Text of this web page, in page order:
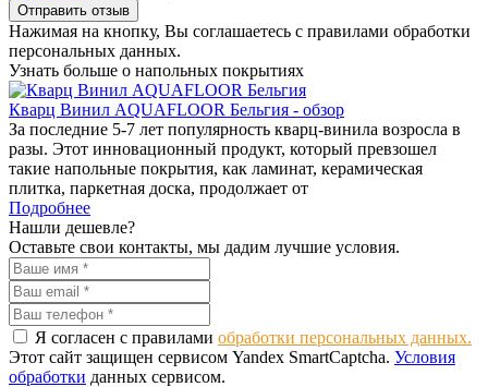
Отправить отзыв
Нажимая на кнопку, Вы соглашаетесь с правилами обработки
персональных данных.
Узнать больше о напольных покрытиях
Кварц Винил AQUAFLOOR Бельгия - обзор
За последние 5-7 лет популярность кварц-винила возросла в
разы. Этот инновационный продукт, который превзошел
такие напольные покрытия, как ламинат, керамическая
плитка, паркетная доска, продолжает от
Подробнее
Нашли дешевле?
Оставьте свои контакты, мы дадим лучшие условия.
Я согласен с правилами обработки персональных данных.
Этот сайт защищен сервисом Yandex SmartCaptcha. Условия
обработки данных сервисом.